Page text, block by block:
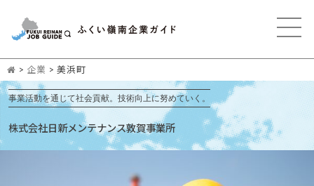
> 企業 > 美浜町
事業活動を通じて社会貢献。技術向上に努めていく。
株式会社日新メンテナンス敦賀事業所